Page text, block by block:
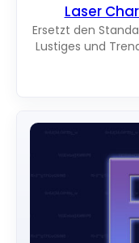
Laser
Ersetzt den
Lustiges und
Mauszeiger